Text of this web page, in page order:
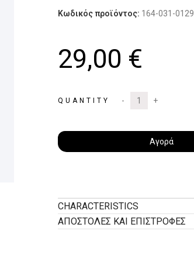
Κωδικός προϊόντος: 164-031-0129
29,00 €
QUANTITY
Αγορά
CHARACTERISTICS
ΑΠΟΣΤΟΛΕΣ ΚΑΙ ΕΠΙΣΤΡΟΦΕΣ